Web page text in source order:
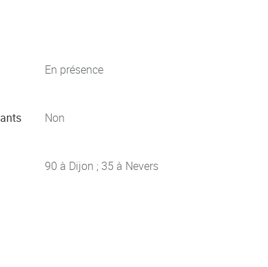
En présence
Non
90 à Dijon ; 35 à Nevers